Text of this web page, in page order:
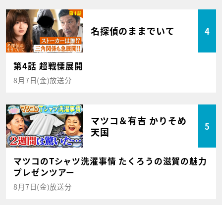
名探偵のままでいて 4
第4話 超戦慄展開
8月7日(金)放送分
マツコ＆有吉 かりそめ
天国
5
マツコのTシャツ洗濯事情 たくろうの滋賀の魅力
プレゼンツアー
8月7日(金)放送分